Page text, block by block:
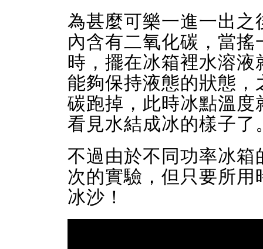
為甚麼可樂一進一出
內含有二氧化碳，當
時，擺在冰箱裡水溶
能夠保持液態的狀態
碳跑掉，此時冰點溫
看見水結成冰的樣子了
不過由於不同功率冰
次的實驗，但只要所
冰沙！